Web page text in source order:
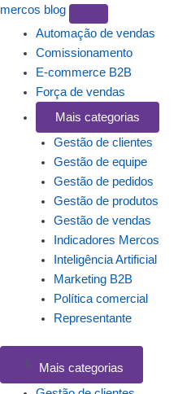
mercos blog
Automação de vendas
Comissionamento
E-commerce B2B
Força de vendas
Mais categorias
Gestão de clientes
Gestão de equipe
Gestão de pedidos
Gestão de produtos
Gestão de vendas
Indicadores Mercos
Inteligência Artificial
Marketing B2B
Política comercial
Representante
Mais categorias